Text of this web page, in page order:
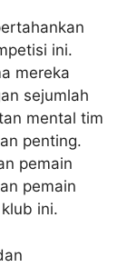
ini.
mereka
sejumlah
mental tim
penting.
pemain
pemain
ini.